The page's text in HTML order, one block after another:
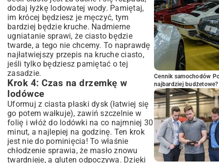
dodaj łyżkę lodowatej wody. Pamiętaj,
im krócej będziesz je męczyć, tym
bardziej będzie kruche. Nadmierne
ugniatanie sprawi, że ciasto będzie
twarde, a tego nie chcemy. To naprawdę
najłatwiejszy przepis na kruche ciasto,
jeśli tylko będziesz pamiętać o tej
zasadzie.
Krok 4: Czas na drzemkę w
lodówce
Uformuj z ciasta płaski dysk (łatwiej się
go potem wałkuje), zawiń szczelnie w
folię i włóż do lodówki na co najmniej 30
minut, a najlepiej na godzinę. Ten krok
jest nie do pominięcia! To właśnie
chłodzenie sprawia, że masło znowu
twardnieje, a gluten odpoczywa. Dzięki
Cennik samochodów
najbardziej budżetowe?